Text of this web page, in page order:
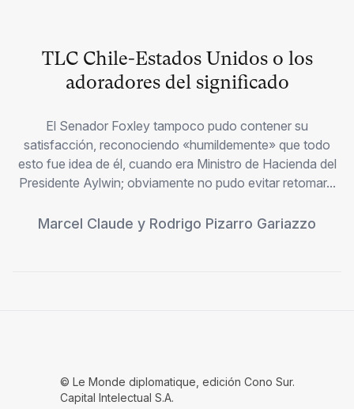
TLC Chile-Estados Unidos o los
adoradores del significado
El Senador Foxley tampoco pudo contener su
satisfacción, reconociendo «humildemente» que todo
esto fue idea de él, cuando era Ministro de Hacienda del
Presidente Aylwin; obviamente no pudo evitar retomar...
Marcel Claude y Rodrigo Pizarro Gariazzo
© Le Monde diplomatique, edición Cono Sur.
Capital Intelectual S.A.